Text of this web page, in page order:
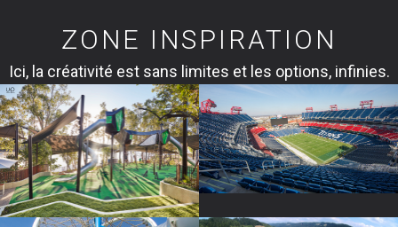
ZONE INSPIRATION
Ici, la créativité est sans limites et les options, infinies.